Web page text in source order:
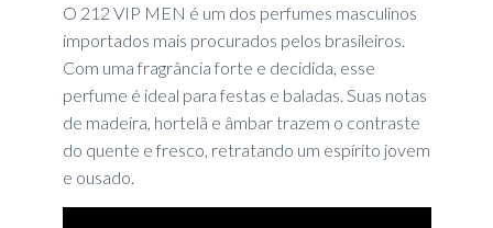
O 212 VIP MEN é um dos perfumes masculinos
importados mais procurados pelos brasileiros.
Com uma fragrância forte e decidida, esse
perfume é ideal para festas e baladas. Suas notas
de madeira, hortelã e âmbar trazem o contraste
do quente e fresco, retratando um espírito jovem
e ousado.